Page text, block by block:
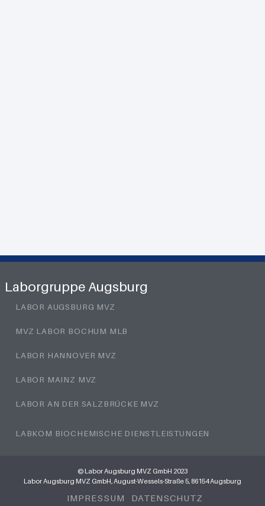
© Labor Augsburg MVZ GmbH 2023
Labor Augsburg MVZ GmbH, August-Wessels-Straße 5, 86154 Augsburg
IMPRESSUM DATENSCHUTZ
Laborgruppe Augsburg
LABOR AUGSBURG MVZ
MVZ LABOR BOCHUM MLB
LABOR HANNOVER MVZ
LABOR MAINZ MVZ
LABOR AN DER SALZBRÜCKE MVZ
LABKOM BIOCHEMISCHE DIENSTLEISTUNGEN